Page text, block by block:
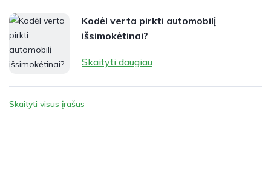
Kodėl verta pirkti automobilį
išsimokėtinai?
Skaityti daugiau
Skaityti visus įrašus